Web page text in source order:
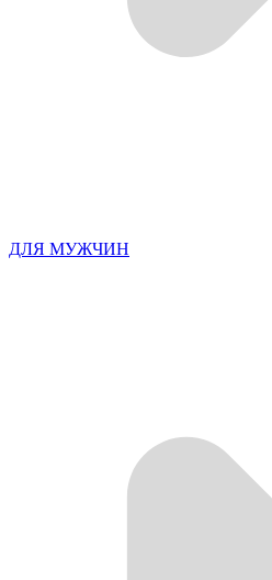
ДЛЯ МУЖЧИН